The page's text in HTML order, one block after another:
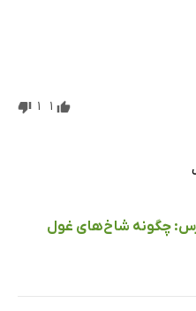
1
1
چگونه شاخ‌های غول